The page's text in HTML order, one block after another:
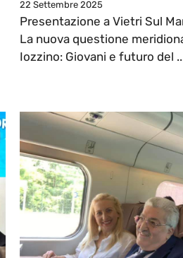
22 Settembre 2025
Presentazione a Vietri Sul
La nuova questione
Iozzino: Giovani e futuro del